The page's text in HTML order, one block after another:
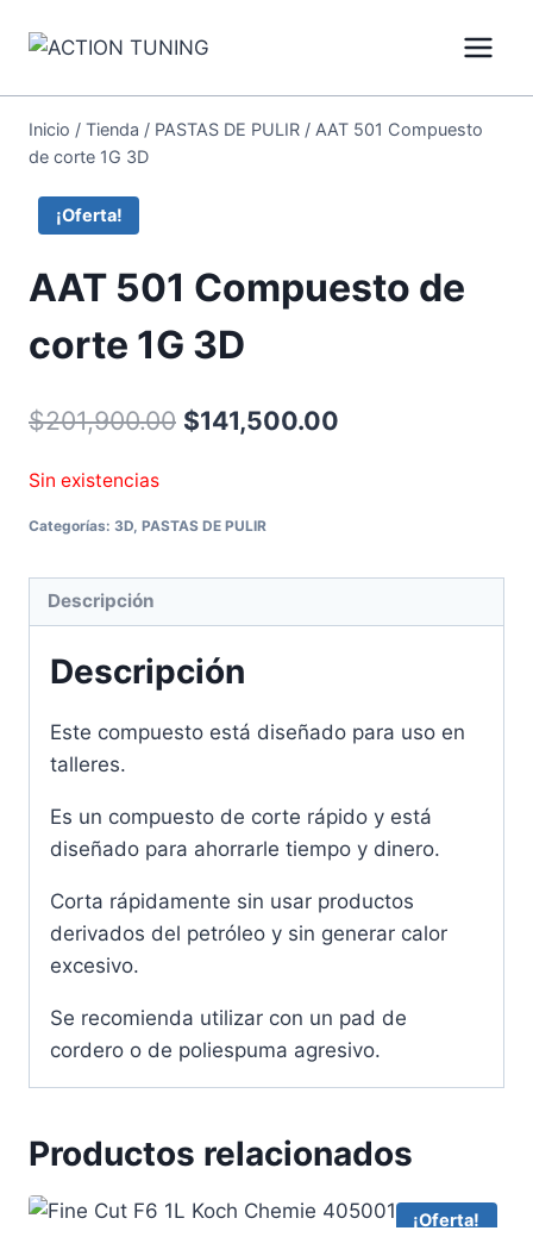
Inicio / Tienda / PASTAS DE PULIR / AAT 501 Compuesto
de corte 1G 3D
¡Oferta!
AAT 501 Compuesto de
corte 1G 3D
$201,900.00 $141,500.00
Sin existencias
Categorías: 3D PASTAS DE PULIR
Descripción
Descripción
Este compuesto está diseñado para uso en
talleres.
Es un compuesto de corte rápido y está
diseñado para ahorrarle tiempo y dinero.
Corta rápidamente sin usar productos
derivados del petróleo y sin generar calor
excesivo.
Se recomienda utilizar con un pad de
cordero o de poliespuma agresivo.
Productos relacionados
¡Oferta!